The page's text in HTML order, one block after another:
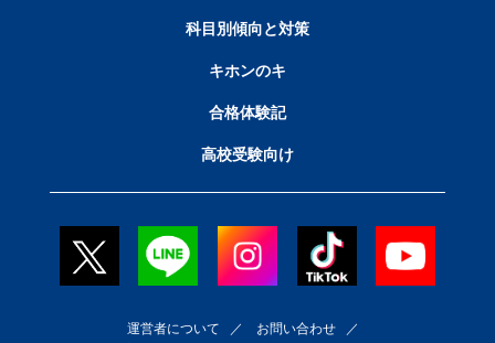
科目別傾向と対策
キホンのキ
合格体験記
高校受験向け
運営者について ／ お問い合わせ／